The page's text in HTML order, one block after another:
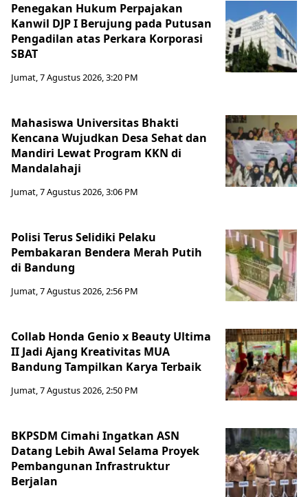
Penegakan Hukum Perpajakan
Kanwil DJP I Berujung pada Putusan
Pengadilan atas Perkara Korporasi
SBAT
Jumat, 7 Agustus 2026, 3:20 PM
Mahasiswa Universitas Bhakti
Kencana Wujudkan Desa Sehat dan
Mandiri Lewat Program KKN di
Mandalahaji
Jumat, 7 Agustus 2026, 3:06 PM
Polisi Terus Selidiki Pelaku
Pembakaran Bendera Merah Putih
di Bandung
Jumat, 7 Agustus 2026, 2:56 PM
Collab Honda Genio x Beauty Ultima
II Jadi Ajang Kreativitas MUA
Bandung Tampilkan Karya Terbaik
Jumat, 7 Agustus 2026, 2:50 PM
BKPSDM Cimahi Ingatkan ASN
Datang Lebih Awal Selama Proyek
Pembangunan Infrastruktur
Berjalan